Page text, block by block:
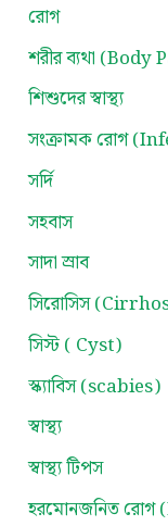
রোগ
শরীর ব্যথা (Body
শিশুদের স্বাস্থ্য
সংক্রামক রোগ
সর্দি
সহবাস
সাদা স্রাব
সিরোসিস
সিস্ট ( Cyst)
স্ক্যাবিস (scabies)
স্বাস্থ্য
স্বাস্থ্য টিপস
হরমোনজনিত রোগ